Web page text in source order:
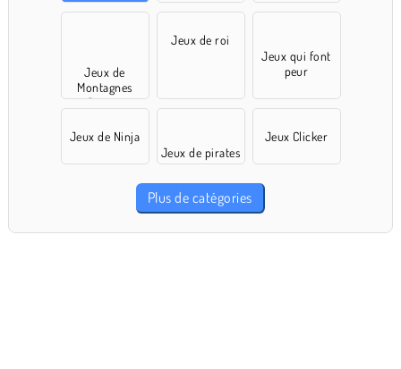
Jeux de
Montagnes
Russes
Jeux de roi
Jeux qui font
peur
Jeux de Ninja
Jeux de pirates
Jeux Clicker
Plus de catégories